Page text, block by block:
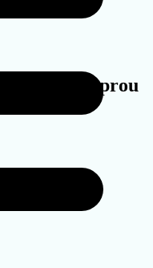
comprou